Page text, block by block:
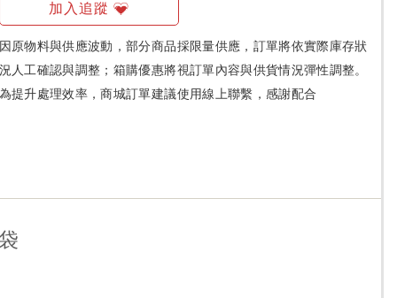
加入追蹤
因原物料與供應波動，部分商品採限量供應，訂單將依實際庫存狀
況人工確認與調整；箱購優惠將視訂單內容與供貨情況彈性調整。
為提升處理效率，商城訂單建議使用線上聯繫，感謝配合